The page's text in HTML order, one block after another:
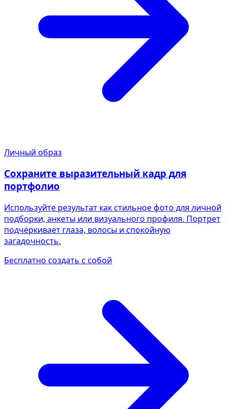
Личный образ
Сохраните выразительный кадр для
портфолио
Используйте результат как стильное фото для личной
подборки, анкеты или визуального профиля. Портрет
подчёркивает глаза, волосы и спокойную
загадочность.
Бесплатно создать с собой